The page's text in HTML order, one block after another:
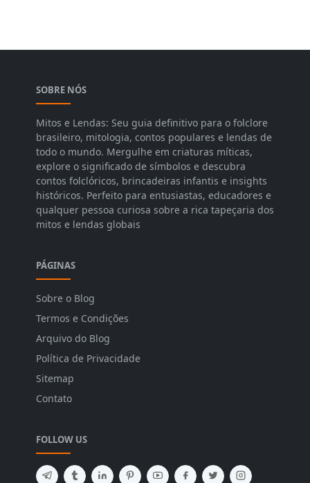
SOBRE NÓS
Mitos e Lendas: Seu guia definitivo para o folclore
brasileiro, mitologia, contos populares e lendas de
todo o mundo. Mergulhe em criaturas míticas,
explore o significado de símbolos e descubra
contos folclóricos, brincadeiras infantis e insights
históricos. Perfeito para entusiastas, educadores e
qualquer pessoa curiosa sobre a rica tapeçaria dos
mitos e lendas globais
PÁGINAS
Sobre o Blog
Termos e Condições
Arquivo do Blog
Política de Privacidade
Sitemap
Contato
FOLLOW US